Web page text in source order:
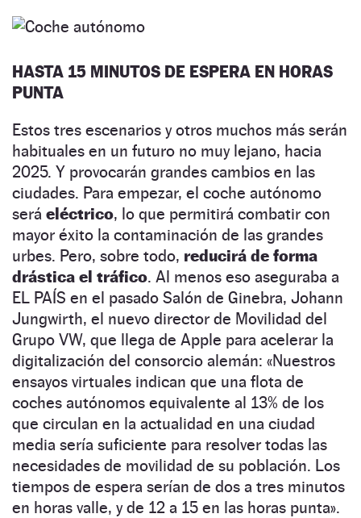
HASTA 15 MINUTOS DE ESPERA EN HORAS
PUNTA
Estos tres escenarios y otros muchos más serán
habituales en un futuro no muy lejano, hacia
2025. Y provocarán grandes cambios en las
ciudades. Para empezar, el coche autónomo
será eléctrico, lo que permitirá combatir con
mayor éxito la contaminación de las grandes
urbes. Pero, sobre todo, reducirá de forma
drástica el tráfico. Al menos eso aseguraba a
EL PAÍS en el pasado Salón de Ginebra, Johann
Jungwirth, el nuevo director de Movilidad del
Grupo VW, que llega de Apple para acelerar la
digitalización del consorcio alemán: «Nuestros
ensayos virtuales indican que una flota de
coches autónomos equivalente al 13% de los
que circulan en la actualidad en una ciudad
media sería suficiente para resolver todas las
necesidades de movilidad de su población. Los
tiempos de espera serían de dos a tres minutos
en horas valle, y de 12 a 15 en las horas punta».